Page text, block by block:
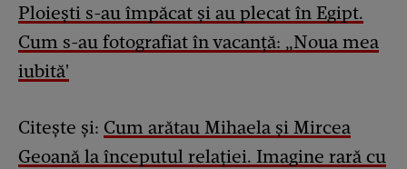
Ploiești s-au împăcat și au plecat în Egipt.
Cum s-au fotografiat în vacanță: „Noua mea
iubită'
Citește și: Cum arătau Mihaela și Mircea
Geoană la începutul relației. Imagine rară cu